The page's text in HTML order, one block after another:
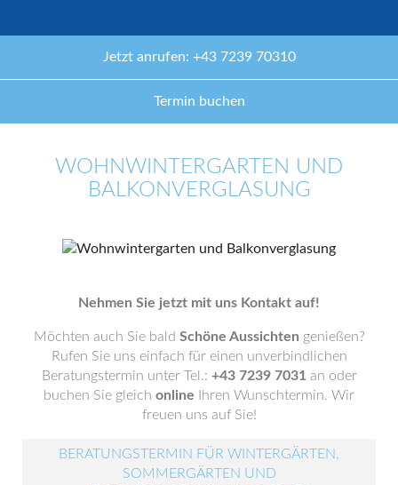
Jetzt anrufen: +43 7239 70310
Termin buchen
WOHNWINTERGARTEN UND
BALKONVERGLASUNG
Nehmen Sie jetzt mit uns Kontakt auf!
Möchten auch Sie bald Schöne Aussichten genießen?
Rufen Sie uns einfach für einen unverbindlichen
Beratungstermin unter Tel.: +43 7239 7031 an oder
buchen Sie gleich online Ihren Wunschtermin. Wir
freuen uns auf Sie!
BERATUNGSTERMIN FÜR WINTERGÄRTEN,
SOMMERGÄRTEN UND